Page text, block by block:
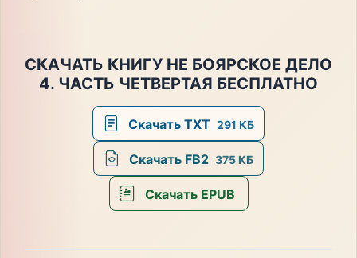
СКАЧАТЬ КНИГУ НЕ БОЯРСКОЕ ДЕЛО
4. ЧАСТЬ ЧЕТВЕРТАЯ БЕСПЛАТНО
Скачать TXT 291 КБ
Скачать FB2 375 КБ
Скачать EPUB